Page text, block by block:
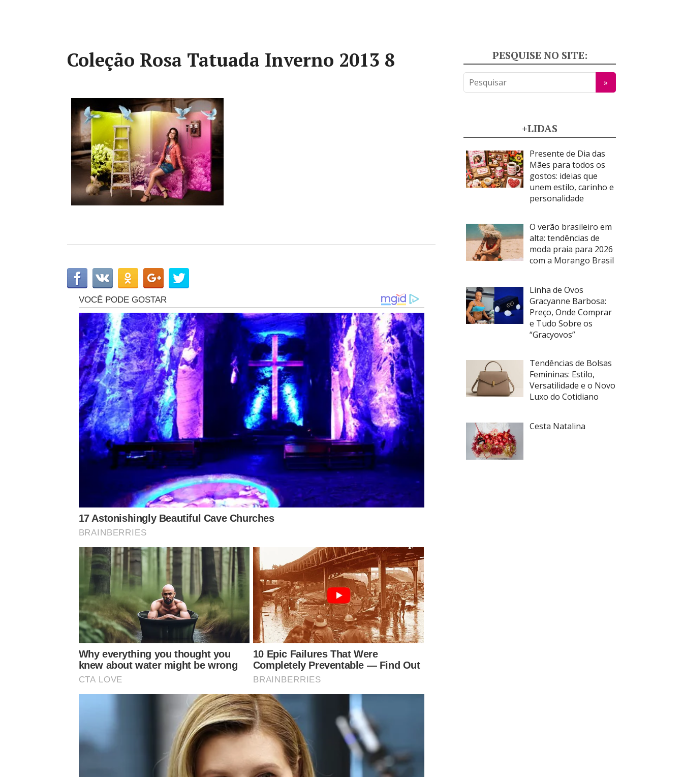
Coleção Rosa Tatuada Inverno 2013 8 PESQUISE NO SITE:
+LIDAS
Presente de Dia das
Mães para todos os
gostos: ideias que
unem estilo, carinho e
personalidade
O verão brasileiro em
alta: tendências de
moda praia para 2026
com a Morango Brasil
Linha de Ovos
Gracyanne Barbosa:
Preço, Onde Comprar
e Tudo Sobre os
“Gracyovos”
Tendências de Bolsas
Femininas: Estilo,
Versatilidade e o Novo
Luxo do Cotidiano
Cesta Natalina